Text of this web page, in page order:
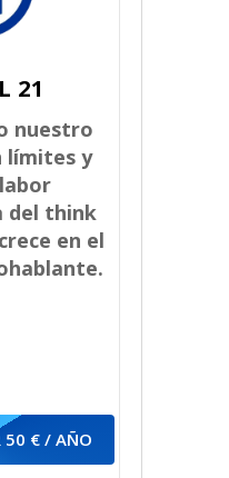
21
nuestro
límites y
del think
en el
50 € / AÑO